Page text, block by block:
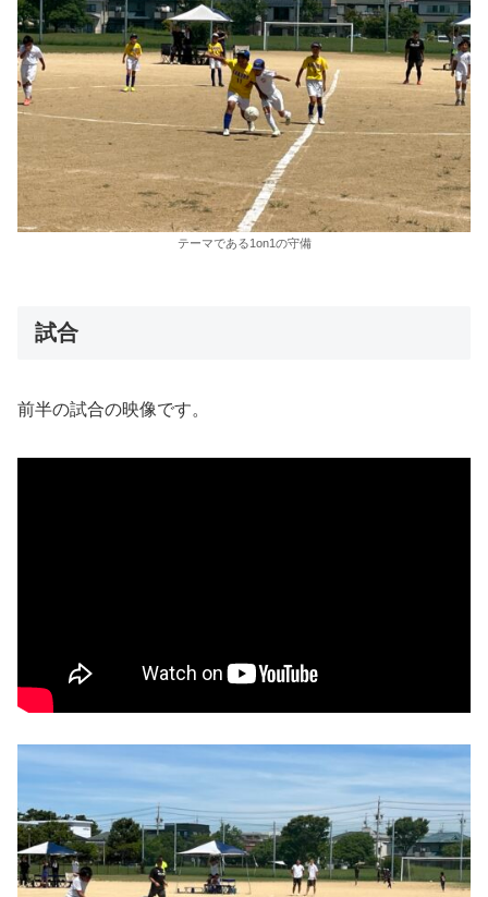
テーマである1on1の守備
試合
前半の試合の映像です。